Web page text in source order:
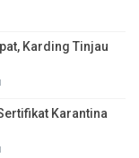
Karding Tinjau
Karantina